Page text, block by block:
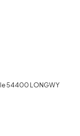
54400 LONGWY